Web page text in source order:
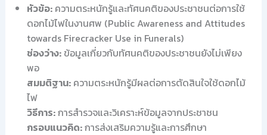
หัวข้อ:ความตระหนักรู้และทัศนคติของประชาชนต่อการใช้
ดอกไม้ไฟในงานศพ (Public Awareness and Attitudes
towards Firecracker Use in Funerals)
ช่องว่าง:ข้อมูลเกี่ยวกับทัศนคติของประชาชนยังไม่เพียง
พอ
สมมติฐาน:ความตระหนักรู้มีผลต่อการตัดสินใจใช้ดอกไม้
ไฟ
วิธีการ:การสำรวจและวิเคราะห์ข้อมูลจากประชาชน
กรอบแนวคิด:การส่งเสริมความรู้และการศึกษา